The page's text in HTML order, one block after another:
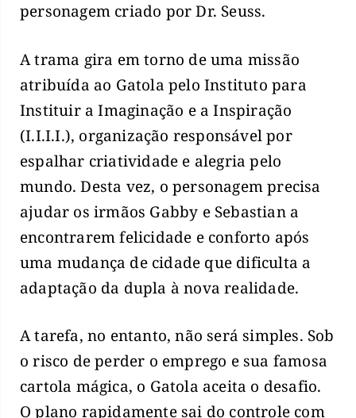
personagem criado por Dr. Seuss.
A trama gira em torno de uma missão
atribuída ao Gatola pelo Instituto para
Instituir a Imaginação e a Inspiração
(I.I.I.I.), organização responsável por
espalhar criatividade e alegria pelo
mundo. Desta vez, o personagem precisa
ajudar os irmãos Gabby e Sebastian a
encontrarem felicidade e conforto após
uma mudança de cidade que dificulta a
adaptação da dupla à nova realidade.
A tarefa, no entanto, não será simples. Sob
o risco de perder o emprego e sua famosa
cartola mágica, o Gatola aceita o desafio.
O plano rapidamente sai do controle com